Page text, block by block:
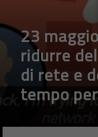
23
ridurre
di rete e
tempo